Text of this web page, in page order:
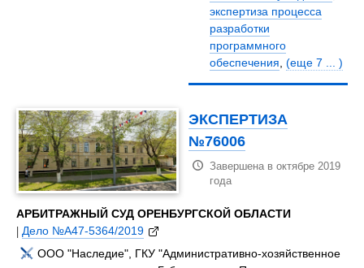
экспертиза процесса
разработки
программного
обеспечения,(еще 7 ... )
ЭКСПЕРТИЗА
№76006
Завершена в октябре 2019
года
АРБИТРАЖНЫЙ СУД ОРЕНБУРГСКОЙ ОБЛАСТИ
| Дело №А47-5364/2019
ООО "Наследие", ГКУ "Административно-хозяйственное